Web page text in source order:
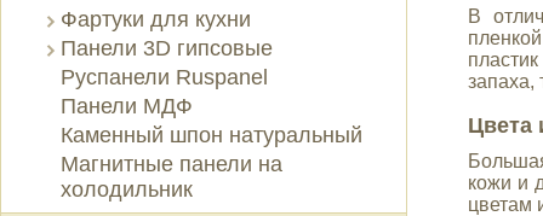
Фартуки для кухни
Панели 3D гипсовые
Руспанели Ruspanel
Панели МДФ
Каменный шпон натуральный
Магнитные панели на
холодильник
В
запаха,
Цвета
кожи и
цветам